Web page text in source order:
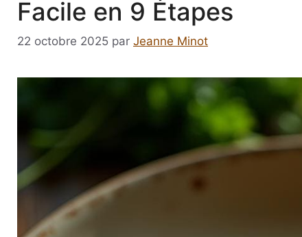
Facile en 9 Étapes
22 octobre 2025 par Jeanne Minot